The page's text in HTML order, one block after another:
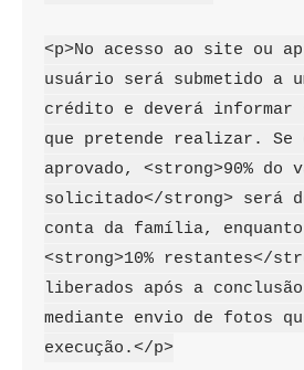
<p>No acesso ao site ou
usuário será submetido a
crédito e deverá informar
que pretende realizar.
aprovado, <strong>90% do
solicitado</strong> será
conta da família,
<strong>10% restantes</
liberados após a
mediante envio de fotos
execução.</p>